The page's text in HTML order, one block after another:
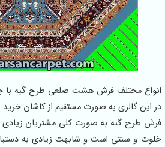
انواع مختلف فرش هشت ضلعی طرح گبه با
در این گالری به صورت مستقیم از کاشان خرید
فرش طرح گبه به صورت کلی مشتریان زیادی
خلوت و سنتی است و شابهت زیادی به